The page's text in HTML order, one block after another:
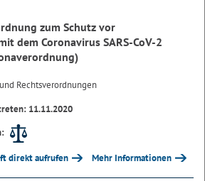
zum Schutz vor
dem Coronavirus SARS-CoV-2
Rechtsverordnungen
11.11.2020
direkt aufrufen Mehr Informationen